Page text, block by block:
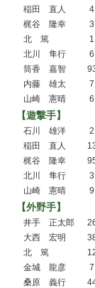
稲田 直人
4
梶谷 隆幸
3
北 篤
1
北川 隼行
6
筒香 嘉智
内藤 雄太
7
山崎 憲晴
6
【遊撃手】
石川 雄洋
2
稲田 直人
梶谷 隆幸
北川 隼行
3
山崎 憲晴
9
【外野手】
井手 正太郎
大西 宏明
北 篤
金城 龍彦
7
桑原 義行